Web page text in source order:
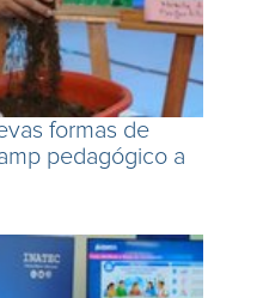
formas de
pedagógico a